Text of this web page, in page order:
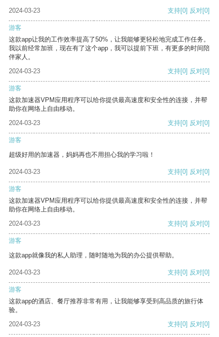
2024-03-23 支持[0] 反对[0]
游客
这款app让我的工作效率提高了50%，让我能够更轻松地完成工作任务。
我以前经常加班，现在有了这个app，我可以提前下班，有更多的时间陪
伴家人。
2024-03-23
支持[0] 反对[0]
游客
这款加速器VPM应用程序可以给你提供最高速度和安全性的连接，并帮
助你在网络上自由移动。
2024-03-23
支持[0] 反对[0]
游客
超级好用的加速器，妈妈再也不用担心我的学习啦！
2024-03-23 支持[0] 反对[0]
游客
这款加速器VPM应用程序可以给你提供最高速度和安全性的连接，并帮
助你在网络上自由移动。
2024-03-23
支持[0] 反对[0]
游客
这款app就像我的私人助理，随时随地为我的办公提供帮助。
2024-03-23 支持[0] 反对[0]
游客
这款app的酒店、餐厅推荐非常有用，让我能够享受到高品质的旅行体
验。
2024-03-23
支持[0] 反对[0]